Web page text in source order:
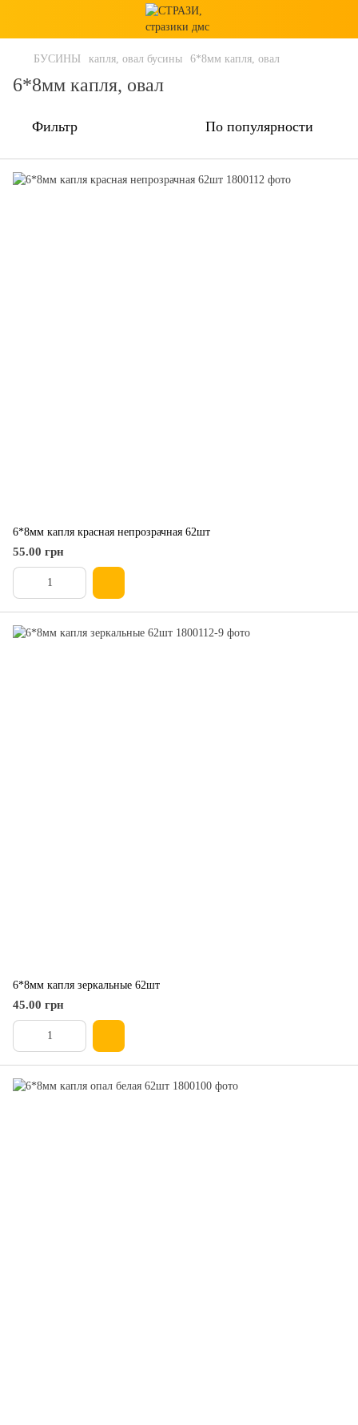
БУСИНЫ капля, овал бусины 6*8мм капля, овал
6*8мм капля, овал
Фильтр По популярности
6*8мм капля красная непрозрачная 62шт
55.00 грн
6*8мм капля зеркальные 62шт
45.00 грн